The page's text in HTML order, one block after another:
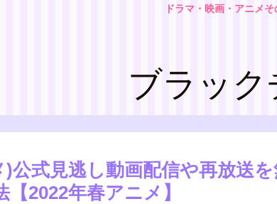
ドラマ・映画・アニメ
ブラッ
公式見逃し動画配信や再放送
2022年春アニメ】